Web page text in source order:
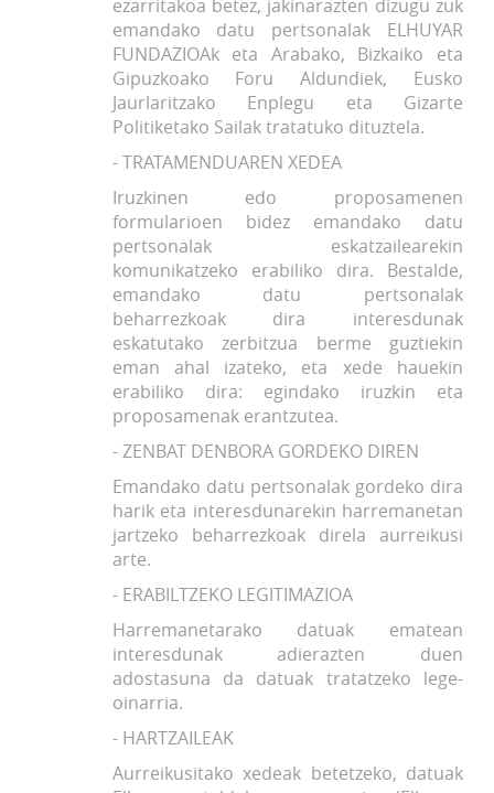
ezarritakoa betez, jakinarazten dizugu zuk
emandako datu pertsonalak ELHUYAR
FUNDAZIOAk eta Arabako, Bizkaiko eta
Gipuzkoako Foru Aldundiek, Eusko
Jaurlaritzako Enplegu eta Gizarte
Politiketako Sailak tratatuko dituztela.
- TRATAMENDUAREN XEDEA
Iruzkinen edo proposamenen
formularioen bidez emandako datu
pertsonalak eskatzailearekin
komunikatzeko erabiliko dira. Bestalde,
emandako datu pertsonalak
beharrezkoak dira interesdunak
eskatutako zerbitzua berme guztiekin
eman ahal izateko, eta xede hauekin
erabiliko dira: egindako iruzkin eta
proposamenak erantzutea.
- ZENBAT DENBORA GORDEKO DIREN
Emandako datu pertsonalak gordeko dira
harik eta interesdunarekin harremanetan
jartzeko beharrezkoak direla aurreikusi
arte.
- ERABILTZEKO LEGITIMAZIOA
Harremanetarako datuak ematean
interesdunak adierazten duen
adostasuna da datuak tratatzeko lege-
oinarria.
- HARTZAILEAK
Aurreikusitako xedeak betetzeko, datuak